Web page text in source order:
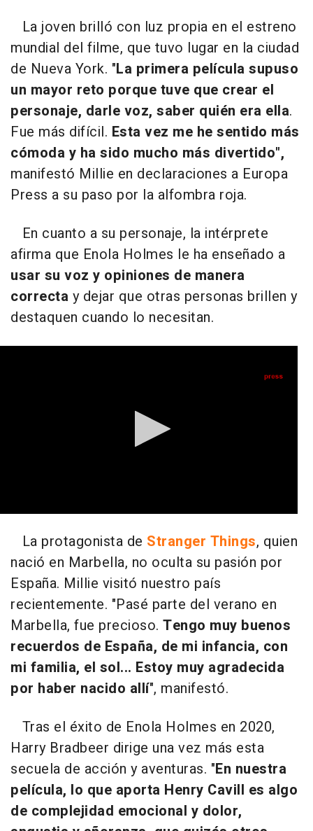
La joven brilló con luz propia en el estreno
mundial del filme, que tuvo lugar en la ciudad
de Nueva York. "La primera película supuso
un mayor reto porque tuve que crear el
personaje, darle voz, saber quién era ella.
Fue más difícil. Esta vez me he sentido más
cómoda y ha sido mucho más divertido",
manifestó Millie en declaraciones a Europa
Press a su paso por la alfombra roja.
En cuanto a su personaje, la intérprete
afirma que Enola Holmes le ha enseñado a
usar su voz y opiniones de manera
correcta y dejar que otras personas brillen y
destaquen cuando lo necesitan.
minutes,
seconds
La protagonista de Stranger Things, quien
nació en Marbella, no oculta su pasión por
España. Millie visitó nuestro país
recientemente. "Pasé parte del verano en
Marbella, fue precioso. Tengo muy buenos
recuerdos de España, de mi infancia, con
mi familia, el sol... Estoy muy agradecida
por haber nacido allí", manifestó.
Tras el éxito de Enola Holmes en 2020,
Harry Bradbeer dirige una vez más esta
secuela de acción y aventuras. "En nuestra
película, lo que aporta Henry Cavill es algo
de complejidad emocional y dolor,